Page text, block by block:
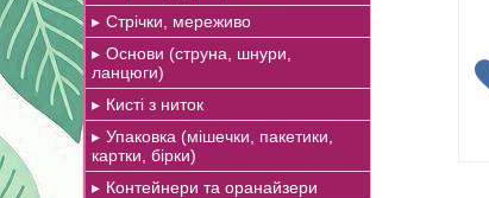
Стрічки, мереживо
Основи (струна, шнури,
ланцюги)
Кисті з ниток
Упаковка (мішечки, пакетики,
картки, бірки)
Контейнери та оранайзери